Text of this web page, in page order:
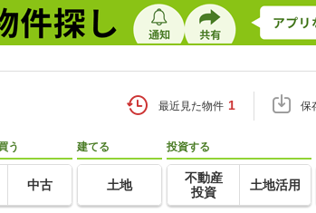
最近見た物件 1 保
う
中古
建てる
土地
投資する
不動産
投資
土地活用